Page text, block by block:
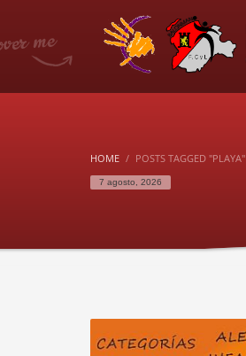
HOME POSTS TAGGED "PLAYA"
7 agosto, 2026